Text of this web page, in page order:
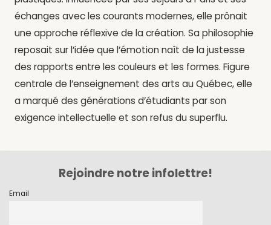
échanges avec les courants modernes, elle prônait
une approche réflexive de la création. Sa philosophie
reposait sur l’idée que l’émotion naît de la justesse
des rapports entre les couleurs et les formes. Figure
centrale de l’enseignement des arts au Québec, elle
a marqué des générations d’étudiants par son
exigence intellectuelle et son refus du superflu.
Rejoindre notre infolettre!
Email